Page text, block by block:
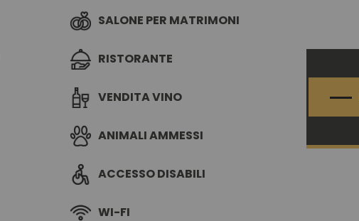
SALONE PER MATRIMONI
RISTORANTE
VENDITA VINO
ANIMALI AMMESSI
ACCESSO DISABILI
WI-FI